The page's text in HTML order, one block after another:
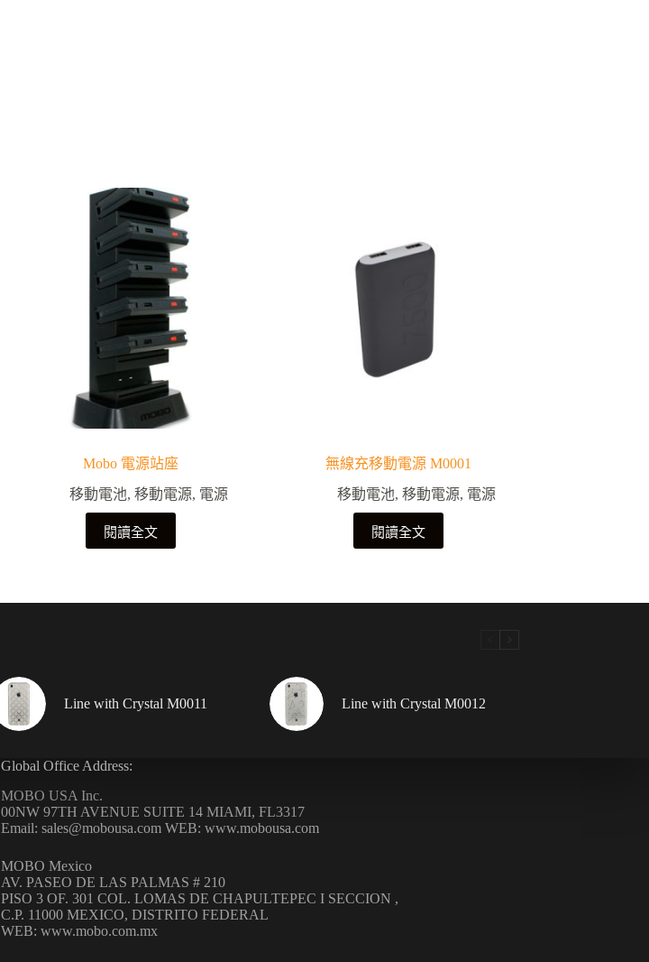
Mobo 電源站座
移動電池, 移動電源, 電源
閱讀全文
無線充移動電源 M0001
移動電池,移動電源, 電源
閱讀全文
Line with Crystal M0011 Line with Crystal M0012
Global Office Address:
MOBO USA Inc.
00NW 97TH AVENUE SUITE 14 MIAMI, FL3317
Email: sales@mobousa.com WEB: www.mobousa.com
MOBO Mexico
AV. PASEO DE LAS PALMAS # 210
PISO 3 OF. 301 COL. LOMAS DE CHAPULTEPEC I SECCION ,
C.P. 11000 MEXICO, DISTRITO FEDERAL
WEB: www.mobo.com.mx